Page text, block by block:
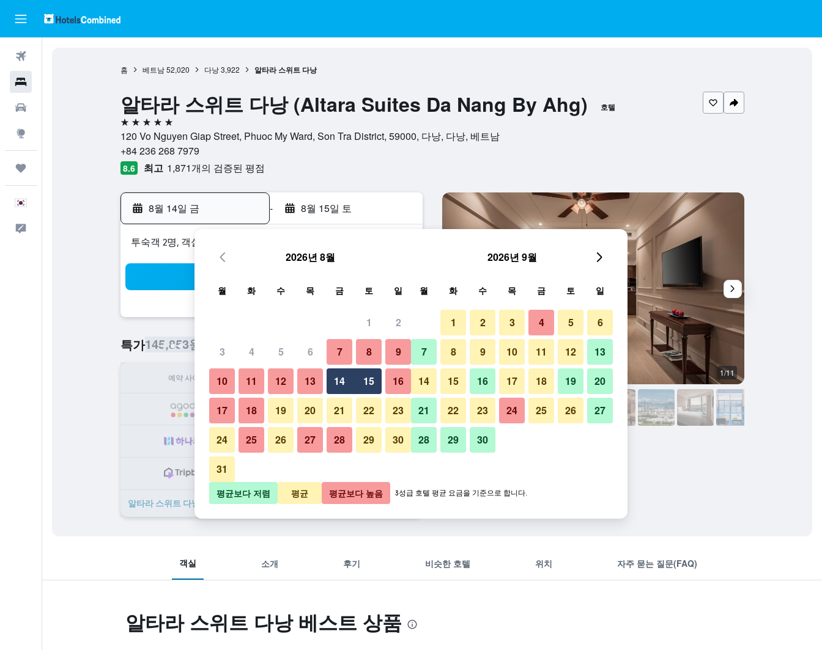
홈 베트남 52,020 다낭 3,922 알타라 스위트 다낭
알타라 스위트 다낭 (Altara Suites Da Nang By Ahg) 호텔
5성급
120 Vo Nguyen Giap Street, Phuoc My Ward, Son Tra District, 59000, 다낭, 다낭, 베트남
+84 236 268 7979
8.6 최고 1,871개의 검증된 평점
8월 14일 금 - 8월 15일 토
​투숙객 2​명, ​객실 1개
특가145,853원
예약 사이트 1박당 총액
145,853원 바로 예약
162,176원 바로 예약
알타라 스위트 다낭 ​특가 ​상품 20개 ​더 ​보기
거실 1/11
알타라 스위트 다낭 사진
객실 소개 후기 비슷한 호텔 위치 자주 묻는 질문(FAQ)
알타라 스위트 다낭 베스트 상품
2026년 8월
월 화 수 목 금 토 일
1 2
3 4 5 6 7 8 9
10 11 12 13 14 15 16
17 18 19 20 21 22 23
24 25 26 27 28 29 30
31
2026년 9월
월 화 수 목 금 토 일
1 2 3 4 5 6
7 8 9 10 11 12 13
14 15 16 17 18 19 20
21 22 23 24 25 26 27
28 29 30
평균보다 저렴 평균 평균보다 높음 3성급 호텔 평균 요금을 기준으로 합니다.